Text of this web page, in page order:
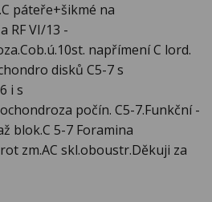
páteře+šikmé na
RF VI/13 -
napřímení C lord.
disků C5-7 s
i s
počín. C5-7.Funkční -
blok.C 5-7 Foramina
zm.AC skl.oboustr.Děkuji za